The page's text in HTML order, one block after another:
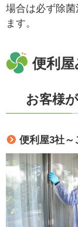
場合は必ず除
ます。
便利
お客様
便利屋3社～